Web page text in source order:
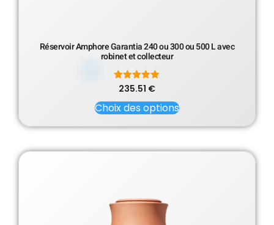
Réservoir Amphore Garantia 240 ou 300 ou 500 L avec
robinet et collecteur
Note
sur 5
235.51 €
Choix des options